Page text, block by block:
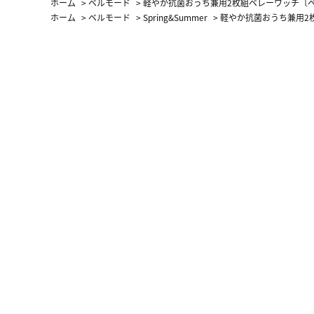
ホーム >ベルモード >軽やか抗菌おうち兼用2枚組ベレーワッチ〔
ホーム >ベルモード >Spring&Summer >軽やか抗菌おうち兼用2